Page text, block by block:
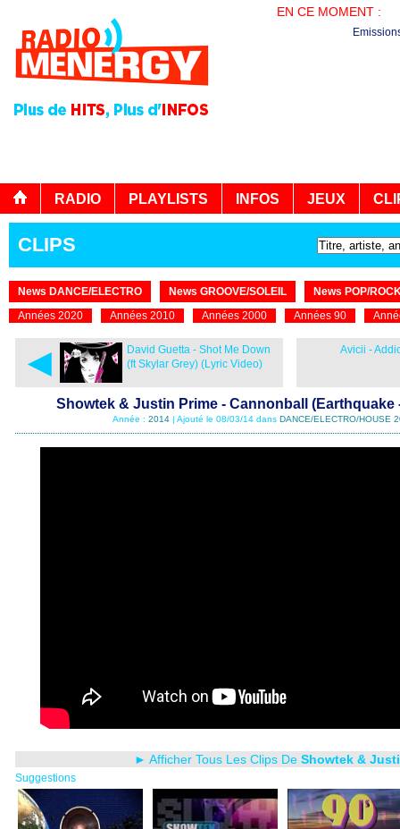
EN CE MOMENT :
RADIO PLAYLISTS INFOS JEUX
CLIPS
News DANCE/ELECTRO News GROOVE/SOLEIL
News POP/
Années 2020
Années 2010 Années 2000 Années 90
◄
David Guetta - Shot Me Down
(ft Skylar Grey) (Lyric Video)
Avicii -
Showtek & Justin Prime - Cannonball (Earthquake
Année : 2014 | Ajouté le 08/03/14 dans DANCE/ELECTRO/HOUSE
► Afficher Tous Les Clips De Showtek &
Suggestions